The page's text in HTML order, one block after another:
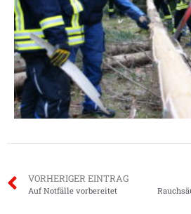
VORHERIGER EINTRAG
Auf Notfälle vorbereitet